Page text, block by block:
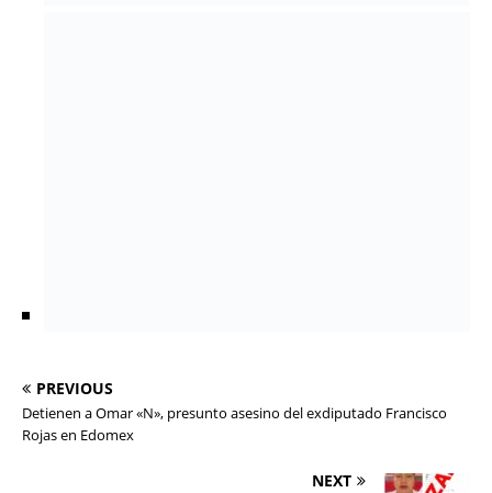
PREVIOUS
Detienen a Omar «N», presunto asesino del exdiputado Francisco
Rojas en Edomex
NEXT